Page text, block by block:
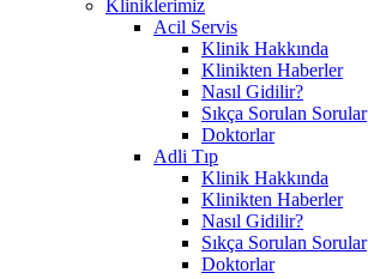
Kliniklerimiz
Acil Servis
Klinik Hakkında
Klinikten Haberler
Nasıl Gidilir?
Sıkça Sorulan Sorular
Doktorlar
Adli Tıp
Klinik Hakkında
Klinikten Haberler
Nasıl Gidilir?
Sıkça Sorulan Sorular
Doktorlar